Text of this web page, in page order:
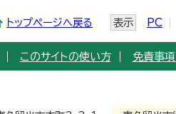
トップページへ戻る 表示 PC
このサイトの使い方 免責事項